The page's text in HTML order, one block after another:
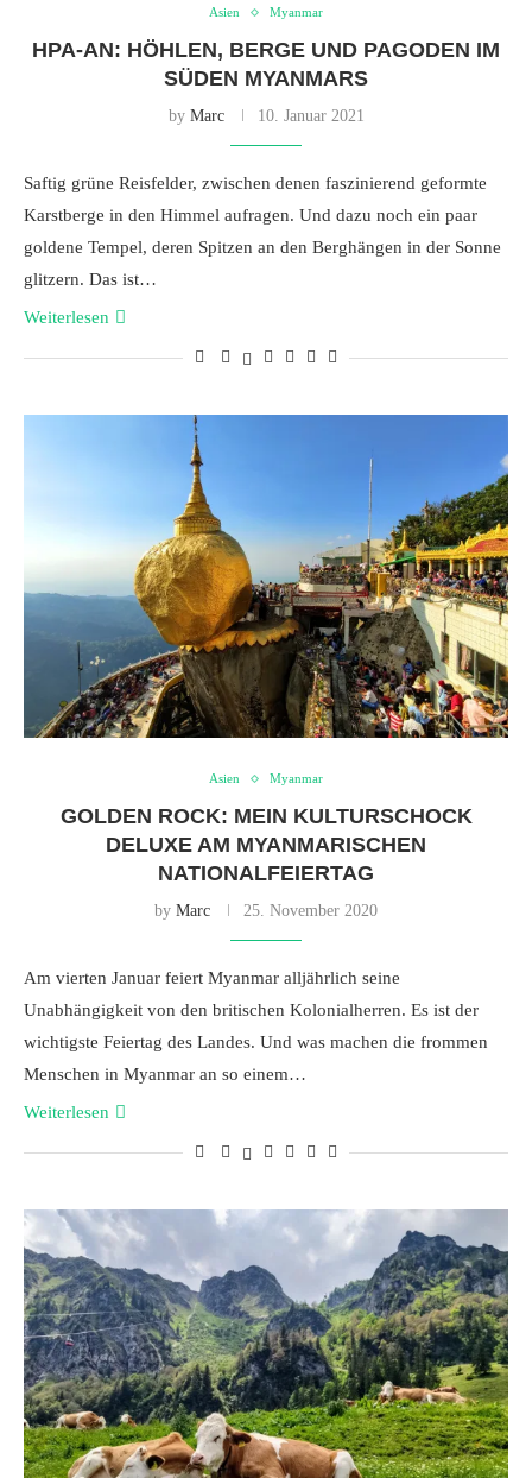
Asien Myanmar
HPA-AN: HÖHLEN, BERGE UND PAGODEN IM
SÜDEN MYANMARS
by Marc 10. Januar 2021
Saftig grüne Reisfelder, zwischen denen faszinierend geformte
Karstberge in den Himmel aufragen. Und dazu noch ein paar
goldene Tempel, deren Spitzen an den Berghängen in der Sonne
glitzern. Das ist…
Weiterlesen
Asien Myanmar
GOLDEN ROCK: MEIN KULTURSCHOCK
DELUXE AM MYANMARISCHEN
NATIONALFEIERTAG
by Marc 25. November 2020
Am vierten Januar feiert Myanmar alljährlich seine
Unabhängigkeit von den britischen Kolonialherren. Es ist der
wichtigste Feiertag des Landes. Und was machen die frommen
Menschen in Myanmar an so einem…
Weiterlesen